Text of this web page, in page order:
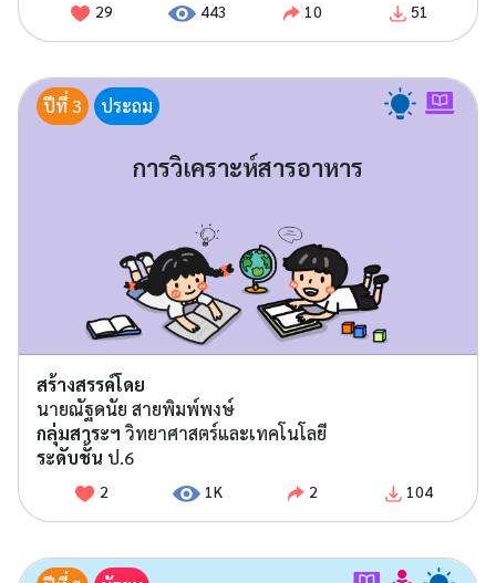
29 443 10 51
ปีที่ 3 ประถม
การวิเคราะห์สารอาหาร
สร้างสรรค์โดย
นายณัฐดนัย สายพิมพ์พงษ์
กลุ่มสาระฯ วิทยาศาสตร์และเทคโนโลยี
ระดับชั้น ป.6
2 1K 2 104